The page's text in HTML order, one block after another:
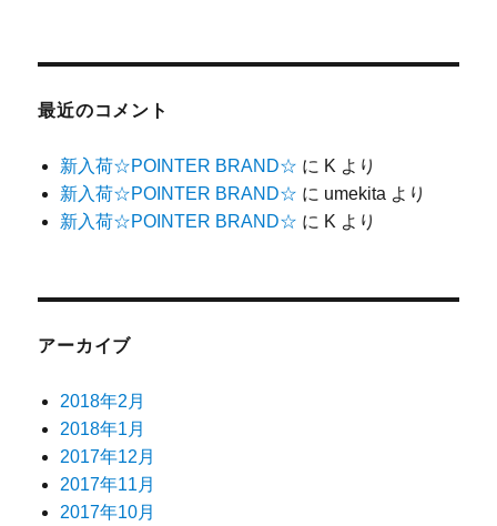
最近のコメント
新入荷☆POINTER BRAND☆ に K より
新入荷☆POINTER BRAND☆ に umekita より
新入荷☆POINTER BRAND☆ に K より
アーカイブ
2018年2月
2018年1月
2017年12月
2017年11月
2017年10月